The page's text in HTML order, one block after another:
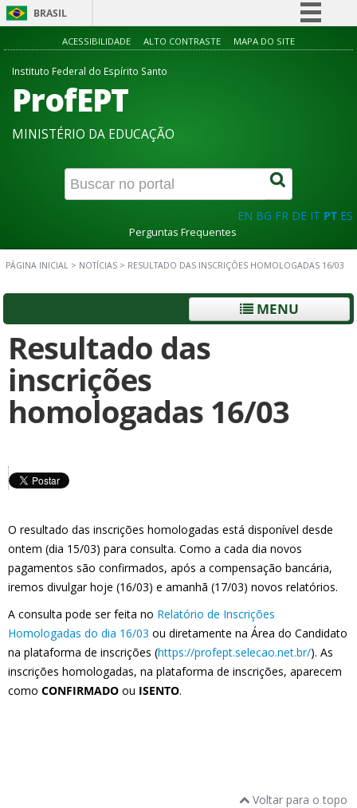
BRASIL
Simplifique!
Canais
ACESSIBILIDADE ALTO CONTRASTE MAPA DO SITE
Instituto Federal do Espírito Santo
ProfEPT
MINISTÉRIO DA EDUCAÇÃO
EN BG FR DE IT PT ES
Perguntas Frequentes
PÁGINA INICIAL > NOTÍCIAS > RESULTADO DAS INSCRIÇÕES HOMOLOGADAS 16/03
MENU
Resultado das
inscrições
homologadas 16/03
O resultado das inscrições homologadas está disponível desde
ontem (dia 15/03) para consulta. Como a cada dia novos
pagamentos são confirmados, após a compensação bancária,
iremos divulgar hoje (16/03) e amanhã (17/03) novos relatórios.
A consulta pode ser feita no Relatório de Inscrições
Homologadas do dia 16/03 ou diretamente na Área do Candidato
na plataforma de inscrições (https://profept.selecao.net.br/). As
inscrições homologadas, na plataforma de inscrições, aparecem
como CONFIRMADO ou ISENTO.
Voltar para o topo